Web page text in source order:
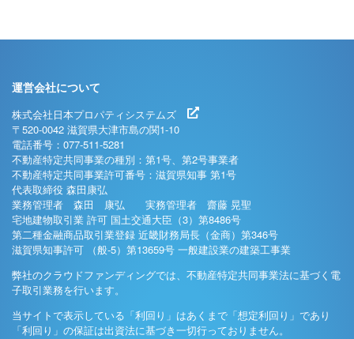
運営会社について
株式会社日本プロパティシステムズ
〒520-0042 滋賀県大津市島の関1-10
電話番号：077-511-5281
不動産特定共同事業の種別：第1号、第2号事業者
不動産特定共同事業許可番号：滋賀県知事 第1号
代表取締役 森田康弘
業務管理者 森田 康弘 実務管理者 齋藤 晃聖
宅地建物取引業 許可 国土交通大臣（3）第8486号
第二種金融商品取引業登録 近畿財務局長（金商）第346号
滋賀県知事許可 （般-5）第13659号 一般建設業の建築工事業
弊社のクラウドファンディングでは、不動産特定共同事業法に基づく電
子取引業務を行います。
当サイトで表示している「利回り」はあくまで「想定利回り」であり
「利回り」の保証は出資法に基づき一切行っておりません。